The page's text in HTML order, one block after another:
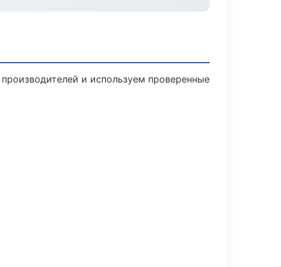
и используем проверенные